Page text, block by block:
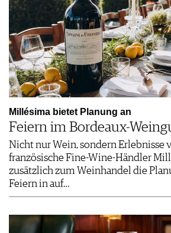
Millésima bietet Planung an
Feiern im Bordeaux-
Nicht nur Wein, sondern Erlebnisse
französische Fine-Wine-Händler
zusätzlich zum Weinhandel die
Feiern in auf…